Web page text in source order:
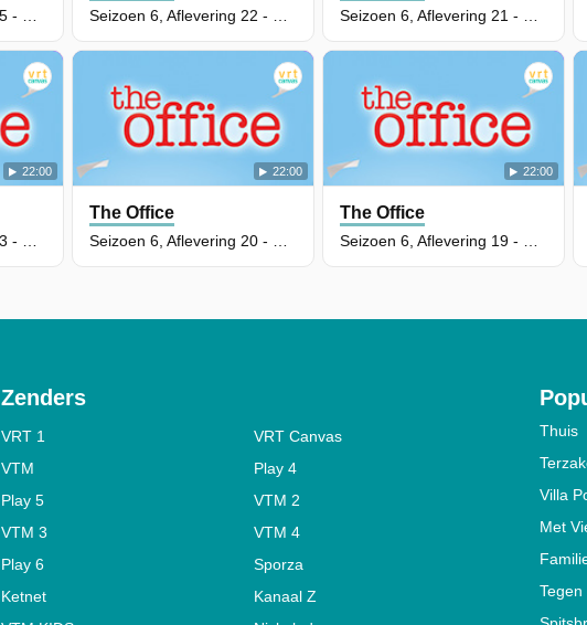
22:00 22:00
The Office
22:00
The Office
Zenders
VRT 1
VRT Canvas
VTM
Play 4
Play 5
VTM 2
VTM 3
VTM 4
Play 6
Sporza
Ketnet
Kanaal Z
Thuis
Villa
Met